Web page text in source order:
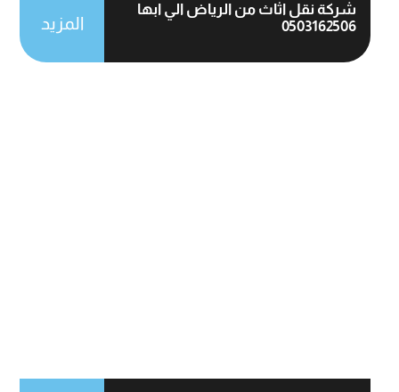
شركة نقل اثاث من الرياض الي ابها
0503162506
المزيد